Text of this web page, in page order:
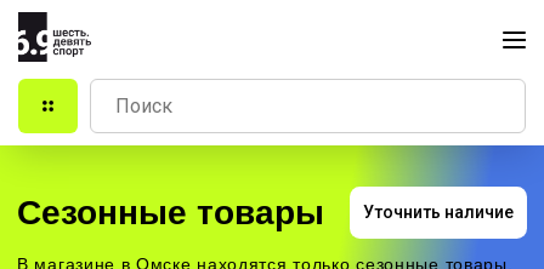
Сезонные товары
В магазине в Омске находятся только сезонные товары.
Внесезон привозим под заказ со склада за 1-3 дня.